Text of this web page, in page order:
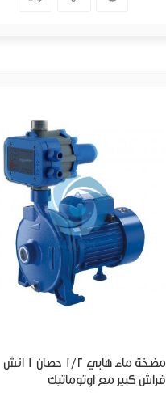
مضخة ماء هابي 1/2 حصان 1 انش
فراش كبير مع اوتوماتيك